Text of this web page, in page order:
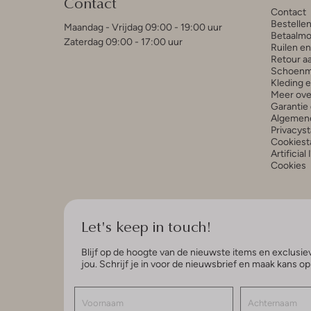
Maandag - Vrijdag 09:00 - 19:00 uur
Zaterdag 09:00 - 17:00 uur
Contact
Ruilen
Retour
Kleding
Meer
Garantie
Artificial
Cookies
Let's keep in touch!
Blijf op de hoogte van de nieuwste items en
jou. Schrijf je in voor de nieuwsbrief en maak kans